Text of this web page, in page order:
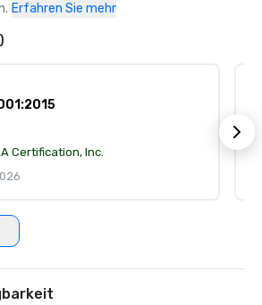
Erfahren Sie mehr
Certification, Inc.